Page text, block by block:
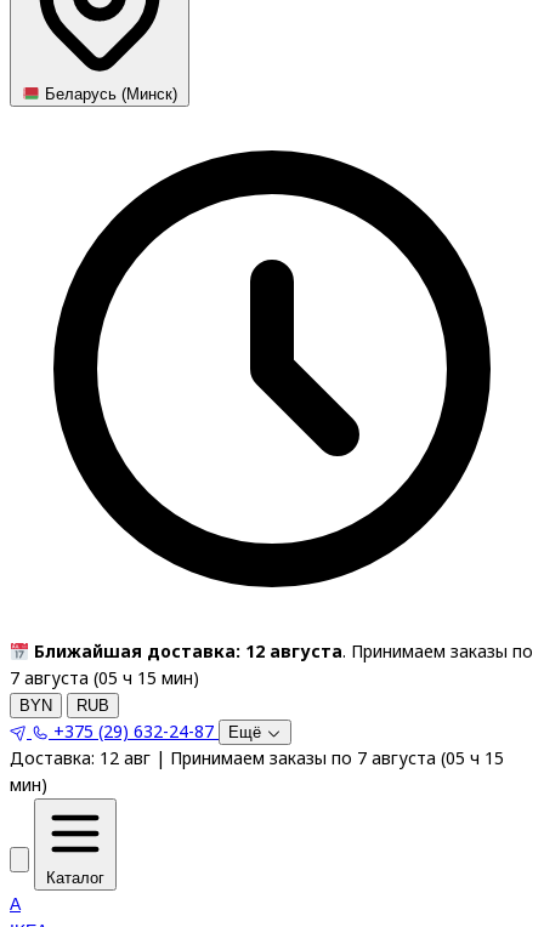
Беларусь (Минск)
Ближайшая доставка: 12 августа. Принимаем заказы по
7 августа (05 ч 15 мин)
BYN RUB
+375 (29) 632-24-87 Ещё
Доставка: 12 авг | Принимаем заказы по 7 августа (05 ч 15
мин)
Каталог
A